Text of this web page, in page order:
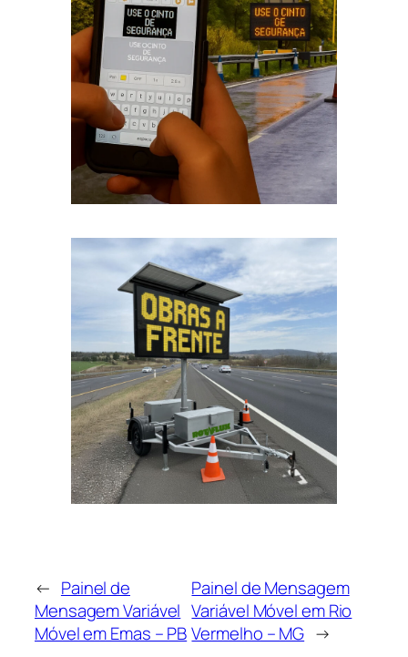
← Painel de
Mensagem Variável
Móvel em Emas – PB
Painel de Mensagem
Variável Móvel em Rio
Vermelho – MG →